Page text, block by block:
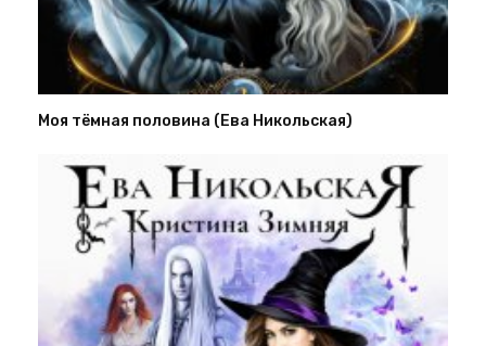
Моя тёмная половина (Ева Никольская)